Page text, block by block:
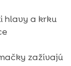
hlavy a krku
zažívajú